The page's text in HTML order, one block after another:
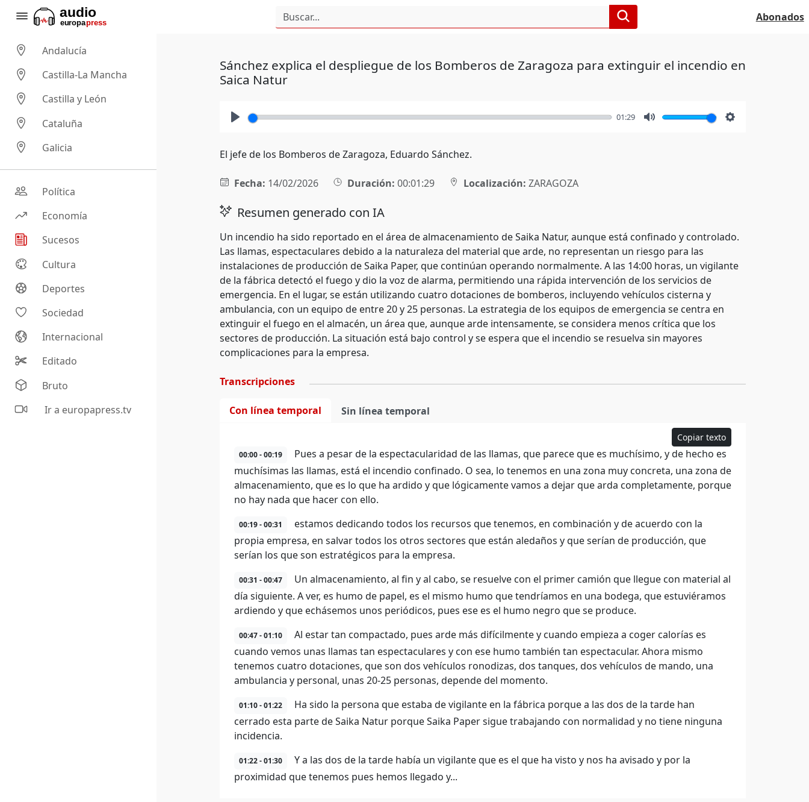
Abonados
Andalucía
Castilla-La Mancha
Castilla y León
Cataluña
Galicia
Política
Economía
Sucesos
Cultura
Deportes
Sociedad
Internacional
Editado
Bruto
Ir a europapress.tv
Sánchez explica el despliegue de los Bomberos de Zaragoza para extinguir el incendio en
Saica Natur
01:29
El jefe de los Bomberos de Zaragoza, Eduardo Sánchez.
Fecha: 14/02/2026 Duración: 00:01:29 Localización: ZARAGOZA
Resumen generado con IA
Un incendio ha sido reportado en el área de almacenamiento de Saika Natur, aunque está confinado y controlado.
Las llamas, espectaculares debido a la naturaleza del material que arde, no representan un riesgo para las
instalaciones de producción de Saika Paper, que continúan operando normalmente. A las 14:00 horas, un vigilante
de la fábrica detectó el fuego y dio la voz de alarma, permitiendo una rápida intervención de los servicios de
emergencia. En el lugar, se están utilizando cuatro dotaciones de bomberos, incluyendo vehículos cisterna y
ambulancia, con un equipo de entre 20 y 25 personas. La estrategia de los equipos de emergencia se centra en
extinguir el fuego en el almacén, un área que, aunque arde intensamente, se considera menos crítica que los
sectores de producción. La situación está bajo control y se espera que el incendio se resuelva sin mayores
complicaciones para la empresa.
Transcripciones
Con línea temporal Sin línea temporal
Copiar texto
00:00 - 00:19
Pues a pesar de la espectacularidad de las llamas, que parece que es muchísimo, y de hecho es
muchísimas las llamas, está el incendio confinado. O sea, lo tenemos en una zona muy concreta, una zona de
almacenamiento, que es lo que ha ardido y que lógicamente vamos a dejar que arda completamente, porque
no hay nada que hacer con ello.
00:19 - 00:31
estamos dedicando todos los recursos que tenemos, en combinación y de acuerdo con la
propia empresa, en salvar todos los otros sectores que están aledaños y que serían de producción, que
serían los que son estratégicos para la empresa.
00:31 - 00:47
Un almacenamiento, al fin y al cabo, se resuelve con el primer camión que llegue con material al
día siguiente. A ver, es humo de papel, es el mismo humo que tendríamos en una bodega, que estuviéramos
ardiendo y que echásemos unos periódicos, pues ese es el humo negro que se produce.
00:47 - 01:10
Al estar tan compactado, pues arde más difícilmente y cuando empieza a coger calorías es
cuando vemos unas llamas tan espectaculares y con ese humo también tan espectacular. Ahora mismo
tenemos cuatro dotaciones, que son dos vehículos ronodizas, dos tanques, dos vehículos de mando, una
ambulancia y personal, unas 20-25 personas, depende del momento.
01:10 - 01:22
Ha sido la persona que estaba de vigilante en la fábrica porque a las dos de la tarde han
cerrado esta parte de Saika Natur porque Saika Paper sigue trabajando con normalidad y no tiene ninguna
incidencia.
01:22 - 01:30
Y a las dos de la tarde había un vigilante que es el que ha visto y nos ha avisado y por la
proximidad que tenemos pues hemos llegado y...